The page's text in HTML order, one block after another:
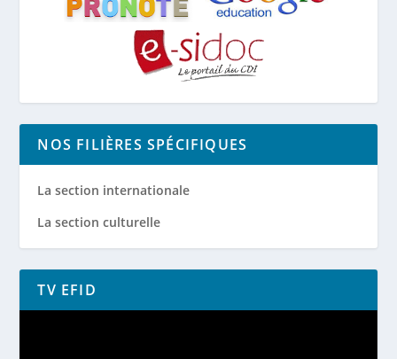
NOS FILIÈRES SPÉCIFIQUES
La section internationale
La section culturelle
TV EFID